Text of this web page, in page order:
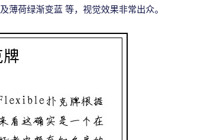
薄荷绿渐变蓝 等，视觉效果非常出众。